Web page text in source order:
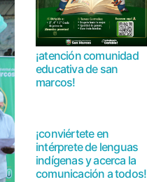
¡atención comunidad
educativa de san
marcos!
¡conviértete en
intérprete de lenguas
indígenas y acerca la
comunicación a todos!